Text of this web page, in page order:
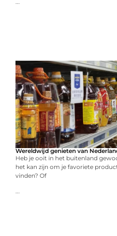
...
Wereldwijd genieten van
Heb je ooit in het buitenland
het kan zijn om je favoriete
vinden? Of
...